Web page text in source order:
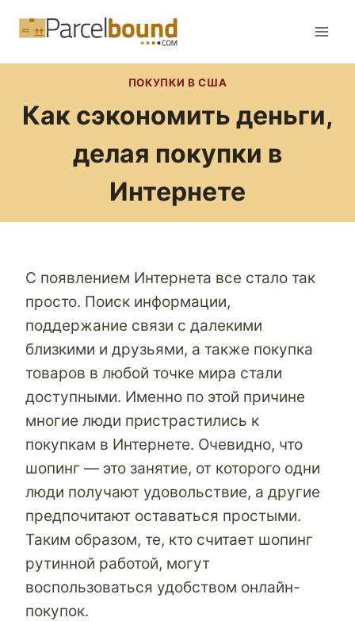
ПОКУПКИ В США
Как сэкономить деньги,
делая покупки в
Интернете
С появлением Интернета все стало так
просто. Поиск информации,
поддержание связи с далекими
близкими и друзьями, а также покупка
товаров в любой точке мира стали
доступными. Именно по этой причине
многие люди пристрастились к
покупкам в Интернете. Очевидно, что
шопинг — это занятие, от которого одни
люди получают удовольствие, а другие
предпочитают оставаться простыми.
Таким образом, те, кто считает шопинг
рутинной работой, могут
воспользоваться удобством онлайн-
покупок.